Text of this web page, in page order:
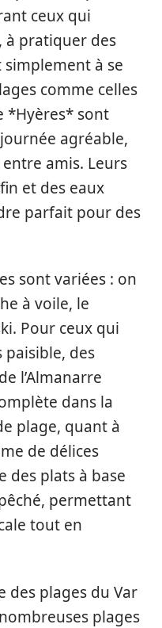
ceux qui
à pratiquer des
à se
comme celles
*Hyères* sont
agréable,
amis. Leurs
et des eaux
parfait pour des
sont variées : on
à voile, le
Pour ceux qui
des
l’Almanarre
dans la
plage, quant à
de délices
des plats à base
permettant
tout en
des plages du Var
plages